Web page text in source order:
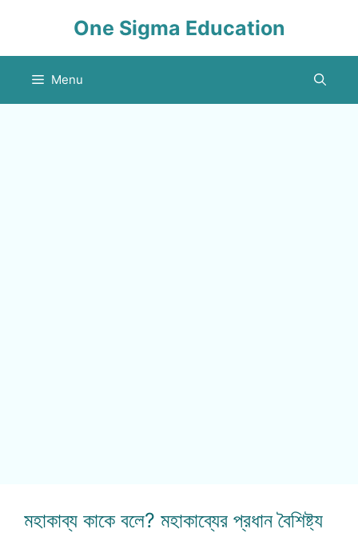
One Sigma Education
Menu
মহাকাব্য কাকে বলে? মহাকাব্যের প্রধান বৈশিষ্ট্য